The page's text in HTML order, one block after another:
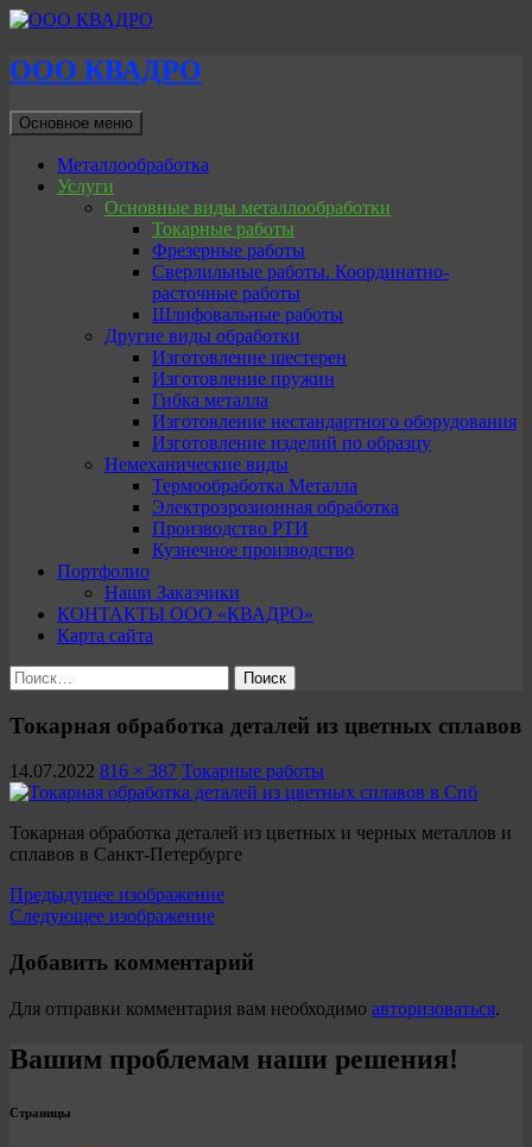
ООО КВАДРО
Поиск
Основное меню
к
содержимому
Металлообработка
Услуги
Основные виды металлообработки
Токарные работы
Фрезерные работы
Сверлильные работы. Координатно-
расточные работы
Шлифовальные работы
Другие виды обработки
Изготовление шестерен
Изготовление пружин
Гибка металла
Изготовление нестандартного оборудования
Изготовление изделий по образцу
Немеханические виды
Термообработка Металла
Электроэрозионная обработка
Производство РТИ
Кузнечное производство
Портфолио
Наши Заказчики
КОНТАКТЫ ООО «КВАДРО»
Карта сайта
Найти:
Токарная обработка деталей из цветных сплавов
14.07.2022 816 × 387 Токарные работы
Токарная обработка деталей из цветных и черных металлов и
сплавов в Санкт-Петербурге
Предыдущее изображение
Следующее изображение
Добавить комментарий
Для отправки комментария вам необходимо авторизоваться.
Вашим проблемам наши решения!
Страницы